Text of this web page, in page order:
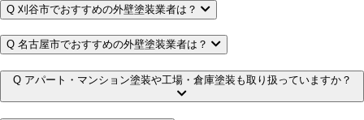
Q 刈谷市でおすすめの外壁塗装業者は？
Q 名古屋市でおすすめの外壁塗装業者は？
Q アパート・マンション塗装や工場・倉庫塗装も取り扱っていますか？